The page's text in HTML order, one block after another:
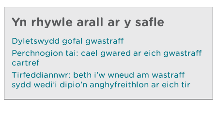
Yn rhywle arall ar y safle
Dyletswydd gofal gwastraff
Perchnogion tai: cael gwared ar eich gwastraff
cartref
Tirfeddiannwr: beth i’w wneud am wastraff
sydd wedi’i dipio’n anghyfreithlon ar eich tir